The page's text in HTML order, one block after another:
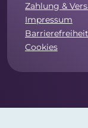
Zahlung &
Impressum
Cookies